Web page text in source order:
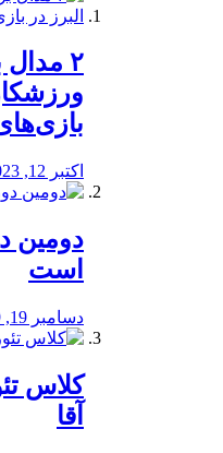
اکتبر 12, 2023
دومین
است
دسامبر 19, 2019
آقا